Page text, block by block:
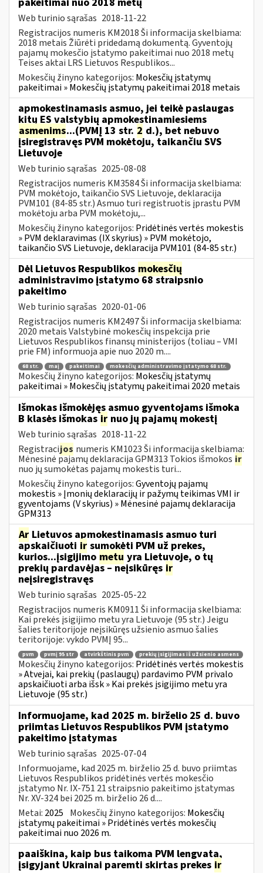
Web turinio sąrašas 2018-11-22
Registracijos numeris KM2018 Ši informacija skelbiama:
2018 metais Žiūrėti pridedamą dokumentą. Gyventojų
pajamų mokesčio įstatymo pakeitimai nuo 2018 metų
Teises aktai LRS Lietuvos Respublikos...
Mokesčių žinyno kategorijos: Mokesčių įstatymų
pakeitimai » Mokesčių įstatymų pakeitimai 2018 metais
apmokestinamasis asmuo, jei teikė paslaugas
kitų ES valstybių apmokestinamiesiems
asmenims...(PVMĮ 13 str. 2 d.), bet nebuvo
įsiregistravęs PVM mokėtoju, taikančiu SVS
Lietuvoje
Web turinio sąrašas 2025-08-08
Registracijos numeris KM3584 Ši informacija skelbiama:
PVM mokėtojo, taikančio SVS Lietuvoje, deklaracija
PVM101 (84-85 str.) Asmuo turi registruotis įprastu PVM
mokėtoju arba PVM mokėtoju,...
Mokesčių žinyno kategorijos: Pridėtinės vertės mokestis
» PVM deklaravimas (IX skyrius) » PVM mokėtojo,
taikančio SVS Lietuvoje, deklaracija PVM101 (84-85 str.)
Dėl Lietuvos Respublikos mokesčių
administravimo įstatymo 68 straipsnio
pakeitimo
Web turinio sąrašas 2020-01-06
Registracijos numeris KM2497 Ši informacija skelbiama:
2020 metais Valstybinė mokesčių inspekcija prie
Lietuvos Respublikos finansų ministerijos (toliau – VMI
prie FM) informuoja apie nuo 2020 m....
68 str. maį pakeitimai mokesčių administravimo įstatymo 68 str.
Mokesčių žinyno kategorijos: Mokesčių įstatymų
pakeitimai » Mokesčių įstatymų pakeitimai 2020 metais
Išmokas išmokėjęs asmuo gyventojams išmoka
B klasės išmokas ir nuo jų pajamų mokestį
Web turinio sąrašas 2018-11-22
Registracijos numeris KM1023 Ši informacija skelbiama:
Mėnesinė pajamų deklaracija GPM313 Tokios išmokos ir
nuo jų sumokėtas pajamų mokestis turi...
Mokesčių žinyno kategorijos:Gyventojų pajamų
mokestis » Įmonių deklaracijų ir pažymų teikimas VMI ir
gyventojams (V skyrius) » Mėnesinė pajamų deklaracija
GPM313
Ar Lietuvos apmokestinamasis asmuo turi
apskaičiuoti ir sumokėti PVM už prekes,
kurios...įsigijimo metu yra Lietuvoje, o tų
prekių pardavėjas – neįsikūręs ir
neįsiregistravęs
Web turinio sąrašas 2025-05-22
Registracijos numeris KM0911 Ši informacija skelbiama:
Kai prekės įsigijimo metu yra Lietuvoje (95 str.) Jeigu
šalies teritorijoje neįsikūręs užsienio asmuo šalies
teritorijoje: vykdo PVMĮ 95...
pvm pvmį 95 str atvirkštinis pvm prekių įsigijimas iš užsienio asmens
Mokesčių žinyno kategorijos: Pridėtinės vertės mokestis
» Atvejai, kai prekių (paslaugų) pardavimo PVM privalo
apskaičiuoti arba išsk » Kai prekės įsigijimo metu yra
Lietuvoje (95 str.)
Informuojame, kad 2025 m. birželio 25 d. buvo
priimtas Lietuvos Respublikos PVM įstatymo
pakeitimo įstatymas
Web turinio sąrašas 2025-07-04
Informuojame, kad 2025 m. birželio 25 d. buvo priimtas
Lietuvos Respublikos pridėtinės vertės mokesčio
įstatymo Nr. IX-751 21 straipsnio pakeitimo įstatymas
Nr. XV-324 bei 2025 m. birželio 26 d....
Metai: 2025 Mokesčių žinyno kategorijos: Mokesčių
įstatymų pakeitimai » Pridėtinės vertės mokesčių
pakeitimai nuo 2026 m.
paaiškina, kaip bus taikoma PVM lengvata,
įsigyjant Ukrainai paremti skirtas prekes ir